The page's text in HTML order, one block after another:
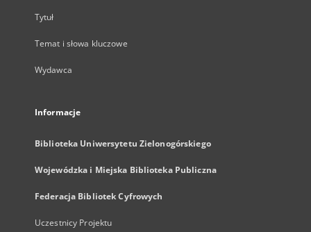
Tytuł
Temat i słowa kluczowe
Wydawca
Informacje
Biblioteka Uniwersytetu Zielonogórskiego
Wojewódzka i Miejska Biblioteka Publiczna
Federacja Bibliotek Cyfrowych
Uczestnicy Projektu